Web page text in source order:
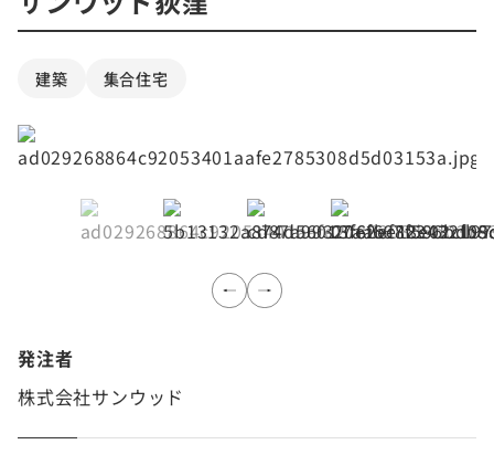
建築 集合住宅
発注者
株式会社サンウッド